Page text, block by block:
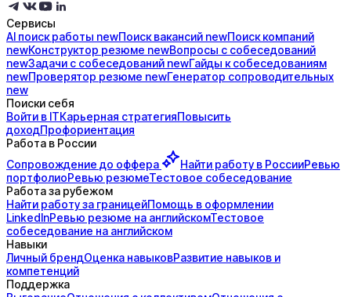
Сервисы
AI поискработы newПоисквакансий newПоисккомпаний
newКонструктор резюме newВопросы с собеседований
newЗадачи с собеседований newГайды ксобеседованиям
newПроверятор резюме newГенератор сопроводительных
new
Поиски себя
Войти в ITКарьерная стратегияПовысить
доходПрофориентация
Работа в России
Сопровождение до оффера Найти работу в РоссииРевью
портфолиоРевью резюмеТестовое собеседование
Работа за рубежом
Найти работу за границейПомощь в оформлении
LinkedInРевью резюме на английскомТестовое
собеседование на английском
Навыки
Личный брендОценка навыковРазвитие навыков и
компетенций
Поддержка